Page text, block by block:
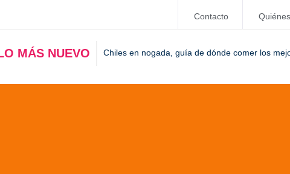
Contacto
MÁS NUEVO Chiles en nogada, guía de dónde comer los